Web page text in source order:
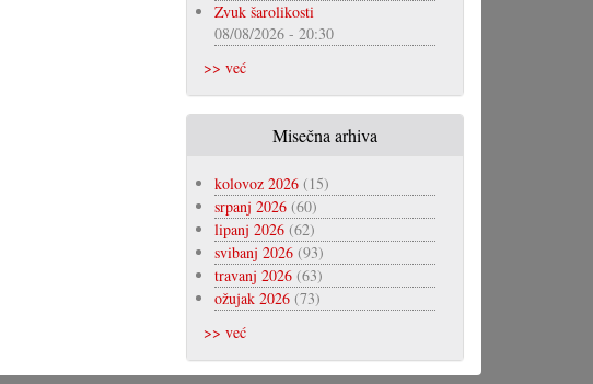
Zvuk šarolikosti
08/08/2026 - 20:30
>> već
Misečna arhiva
kolovoz 2026(15)
srpanj 2026(60)
lipanj 2026(62)
svibanj 2026(93)
travanj 2026(63)
ožujak 2026(73)
>> već